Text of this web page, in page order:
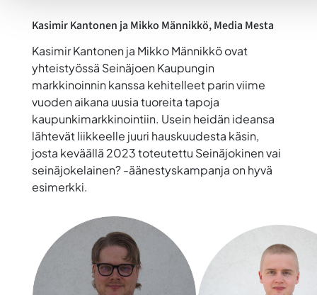
Kasimir Kantonen ja Mikko Männikkö, Media Mesta
Kasimir Kantonen ja Mikko Männikkö ovat
yhteistyössä Seinäjoen Kaupungin
markkinoinnin kanssa kehitelleet parin viime
vuoden aikana uusia tuoreita tapoja
kaupunkimarkkinointiin. Usein heidän ideansa
lähtevät liikkeelle juuri hauskuudesta käsin,
josta keväällä 2023 toteutettu Seinäjokinen vai
seinäjokelainen?-äänestyskampanja on hyvä
esimerkki.